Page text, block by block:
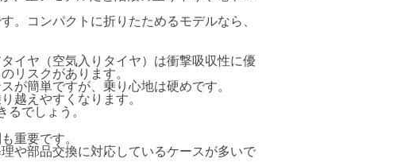
。コンパクトに折りたためるモデルなら、
イヤ（空気入りタイヤ）は衝撃吸収性に優
リスクがあります。
が簡単ですが、乗り心地は硬めです。
越えやすくなります。
でしょう。
重要です。
や部品交換に対応しているケースが多いで